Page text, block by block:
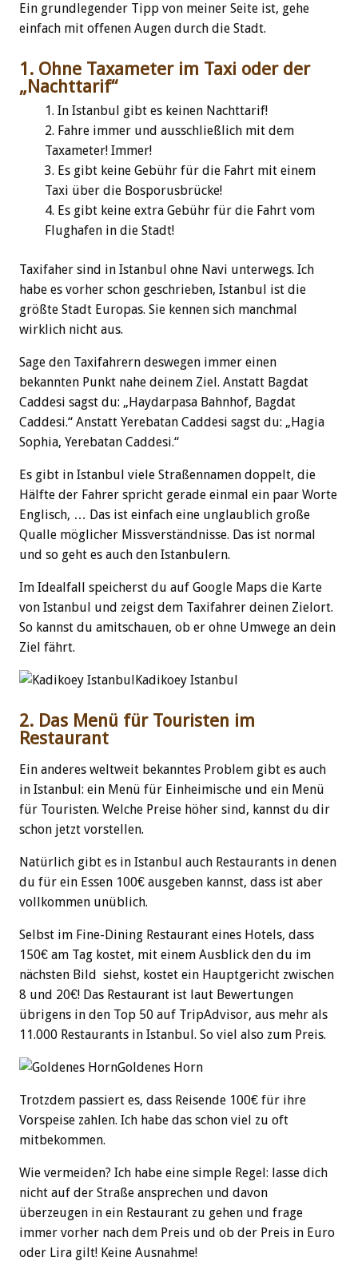
Ein grundlegender Tipp von meiner Seite ist, gehe
einfach mit offenen Augen durch die Stadt.
1. Ohne Taxameter im Taxi oder der
„Nachttarif“
In Istanbul gibt es keinen Nachttarif!
Fahre immer und ausschließlich mit dem
Taxameter! Immer!
Es gibt keine Gebühr für die Fahrt mit einem
Taxi über die Bosporusbrücke!
Es gibt keine extra Gebühr für die Fahrt vom
Flughafen in die Stadt!
Taxifaher sind in Istanbul ohne Navi unterwegs. Ich
habe es vorher schon geschrieben, Istanbul ist die
größte Stadt Europas. Sie kennen sich manchmal
wirklich nicht aus.
Sage den Taxifahrern deswegen immer einen
bekannten Punkt nahe deinem Ziel. Anstatt Bagdat
Caddesi sagst du: „Haydarpasa Bahnhof, Bagdat
Caddesi.“ Anstatt Yerebatan Caddesi sagst du: „Hagia
Sophia, Yerebatan Caddesi.“
Es gibt in Istanbul viele Straßennamen doppelt, die
Hälfte der Fahrer spricht gerade einmal ein paar Worte
Englisch, … Das ist einfach eine unglaublich große
Qualle möglicher Missverständnisse. Das ist normal
und so geht es auch den Istanbulern.
Im Idealfall speicherst du auf Google Maps die Karte
von Istanbul und zeigst dem Taxifahrer deinen Zielort.
So kannst du amitschauen, ob er ohne Umwege an dein
Ziel fährt.
Kadikoey Istanbul
2. Das Menü für Touristen im
Restaurant
Ein anderes weltweit bekanntes Problem gibt es auch
in Istanbul: ein Menü für Einheimische und ein Menü
für Touristen. Welche Preise höher sind, kannst du dir
schon jetzt vorstellen.
Natürlich gibt es in Istanbul auch Restaurants in denen
du für ein Essen 100€ ausgeben kannst, dass ist aber
vollkommen unüblich.
Selbst im Fine-Dining Restaurant eines Hotels, dass
150€ am Tag kostet, mit einem Ausblick den du im
nächsten Bild siehst, kostet ein Hauptgericht zwischen
8 und 20€! Das Restaurant ist laut Bewertungen
übrigens in den Top 50 auf TripAdvisor, aus mehr als
11.000 Restaurants in Istanbul. So viel also zum Preis.
Goldenes Horn
Trotzdem passiert es, dass Reisende 100€ für ihre
Vorspeise zahlen. Ich habe das schon viel zu oft
mitbekommen.
Wie vermeiden? Ich habe eine simple Regel: lasse dich
nicht auf der Straße ansprechen und davon
überzeugen in ein Restaurant zu gehen und frage
immer vorher nach dem Preis und ob der Preis in Euro
oder Lira gilt! Keine Ausnahme!